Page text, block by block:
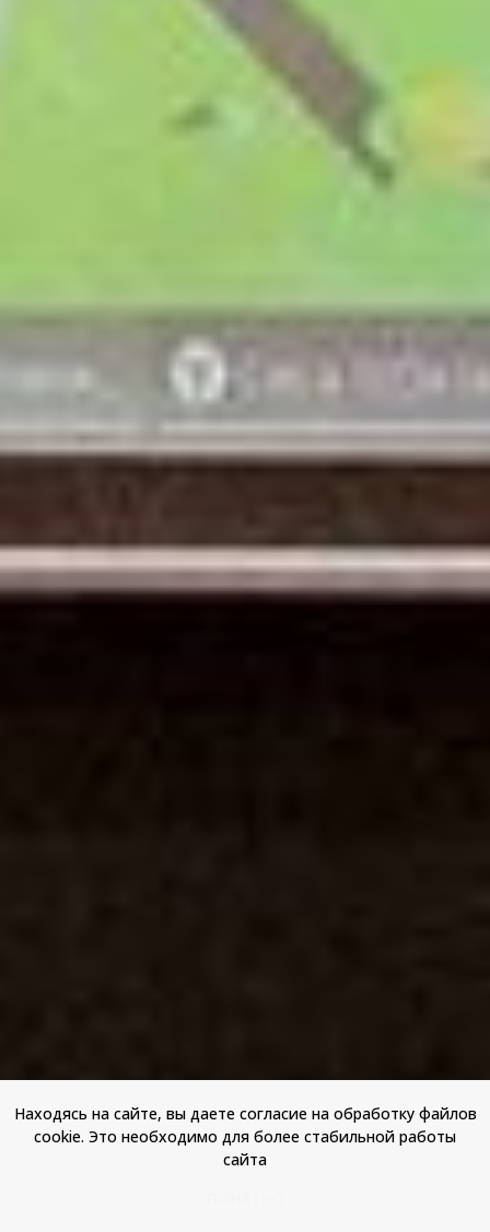
Находясь на сайте, вы даете согласие на обработку файлов
cookie. Это необходимо для более стабильной работы
сайта